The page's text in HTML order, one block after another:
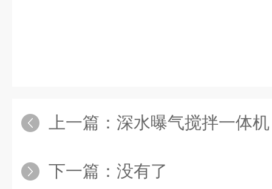
上一篇： 深水曝气搅拌一体机
下一篇：没有了